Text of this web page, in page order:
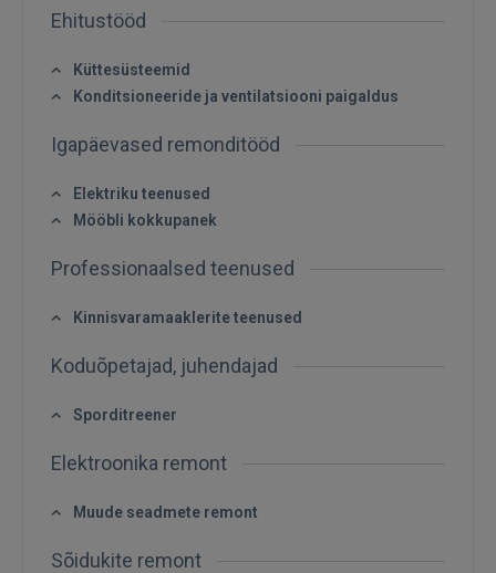
Sisene
SISENE
Ehitustööd
Küttesüsteemid
Konditsioneeride ja ventilatsiooni paigaldus
Igapäevased remonditööd
Elektriku teenused
Mööbli kokkupanek
Professionaalsed teenused
Kinnisvaramaaklerite teenused
Koduõpetajad, juhendajad
Sporditreener
Elektroonika remont
Muude seadmete remont
Sõidukite remont